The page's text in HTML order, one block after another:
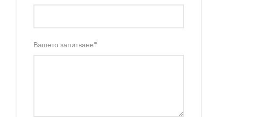
Вашето запитване*